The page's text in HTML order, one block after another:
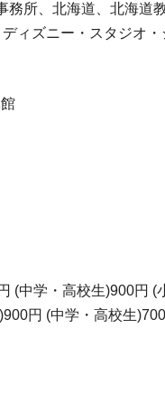
務所、北海道、北海道
ィズニー・スタジオ
(中学・高校生)900円 (
円 (中学・高校生